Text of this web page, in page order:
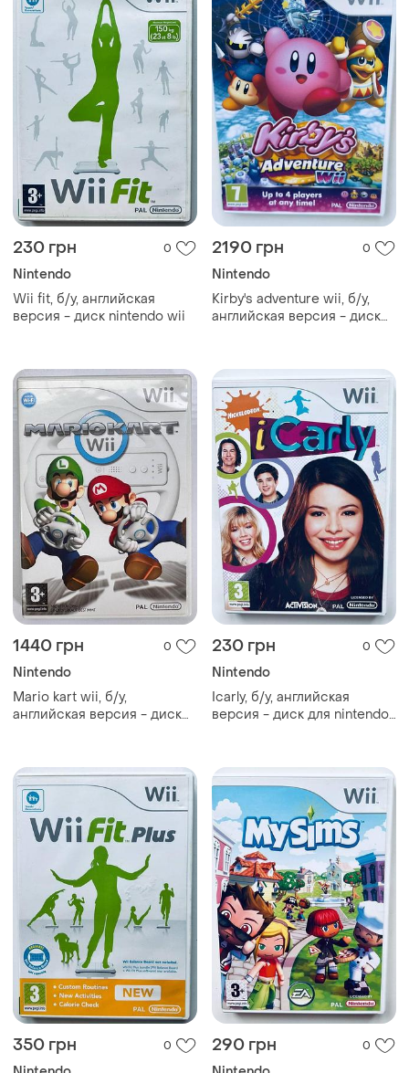
230 грн 0
Nintendo
Wii fit, б/у, английская
версия - диск nintendo wii
2190 грн 0
Nintendo
Kirby's adventure wii, б/у,
английская версия - диск
1440 грн 0
Nintendo
Mario kart wii, б/у,
английская версия - диск
230 грн 0
Nintendo
Icarly, б/у, английская
версия - диск для nintendo
350 грн 0 290 грн 0